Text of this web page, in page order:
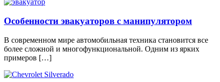
Особенности эвакуаторов с манипулятором
В современном мире автомобильная техника становится все
более сложной и многофункциональной. Одним из ярких
примеров […]